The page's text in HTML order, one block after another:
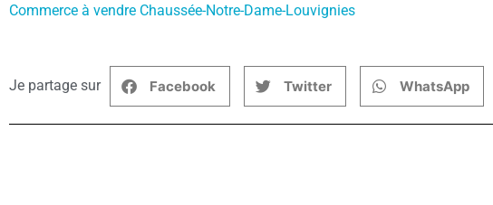
Commerce à vendre Chaussée-Notre-Dame-Louvignies
Je partage sur Facebook Twitter WhatsApp